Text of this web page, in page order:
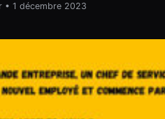
• 1 décembre 2023